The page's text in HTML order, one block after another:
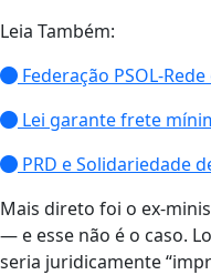
Leia Também:
Federação PSOL-
Lei garante frete
PRD e Solidariedade
Mais direto foi o ex-
— e esse não é o caso.
seria juridicamente